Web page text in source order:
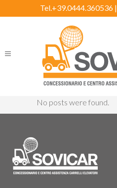
Tel.+39.0444.360536 |
No posts were found.